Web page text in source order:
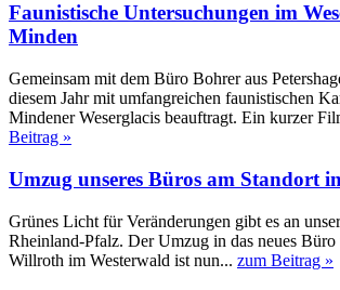
Faunistische Untersuchungen im
Minden
Gemeinsam mit dem Büro Bohrer aus
diesem Jahr mit umfangreichen faunistischen
Mindener Weserglacis beauftragt. Ein kurzer
Beitrag »
Umzug unseres Büros am Standort
Grünes Licht für Veränderungen gibt es an
Rheinland-Pfalz. Der Umzug in das neues
Willroth im Westerwald ist nun... zum Beitrag »